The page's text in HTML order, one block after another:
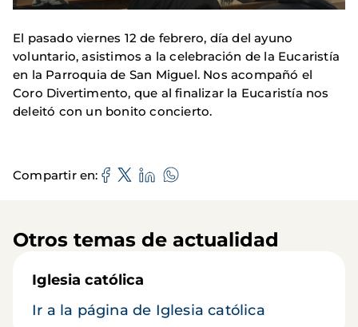
El pasado viernes 12 de febrero, día del ayuno
voluntario, asistimos a la celebración de la Eucaristía
en la Parroquia de San Miguel. Nos acompañó el
Coro Divertimento, que al finalizar la Eucaristía nos
deleitó con un bonito concierto.
Compartir en
Otros temas de actualidad
Iglesia católica
Ir a la página de Iglesia católica